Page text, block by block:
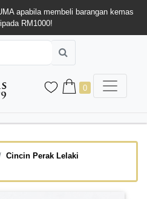
apabila membeli barangan kemas
RM1000!
0
Cincin Perak Lelaki